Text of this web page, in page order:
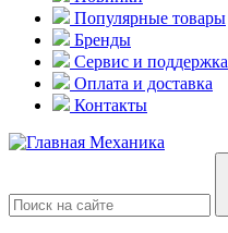
Популярные товары
Бренды
Сервис и поддержка
Оплата и доставка
Контакты